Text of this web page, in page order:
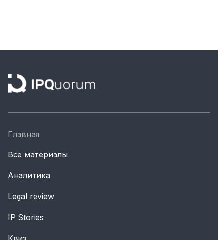
Главная
Все материалы
Аналитика
Legal review
IP Stories
Квиз